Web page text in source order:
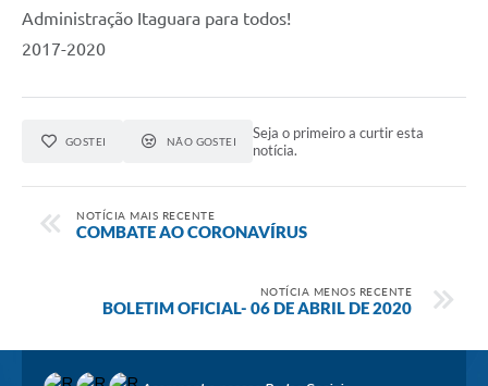
Administração Itaguara para todos!
2017-2020
GOSTEI NÃO GOSTEI
Seja o primeiro a curtir esta
notícia.
NOTÍCIA MAIS RECENTE
COMBATE AO CORONAVÍRUS
NOTÍCIA MENOS RECENTE
BOLETIM OFICIAL- 06 DE ABRIL DE 2020